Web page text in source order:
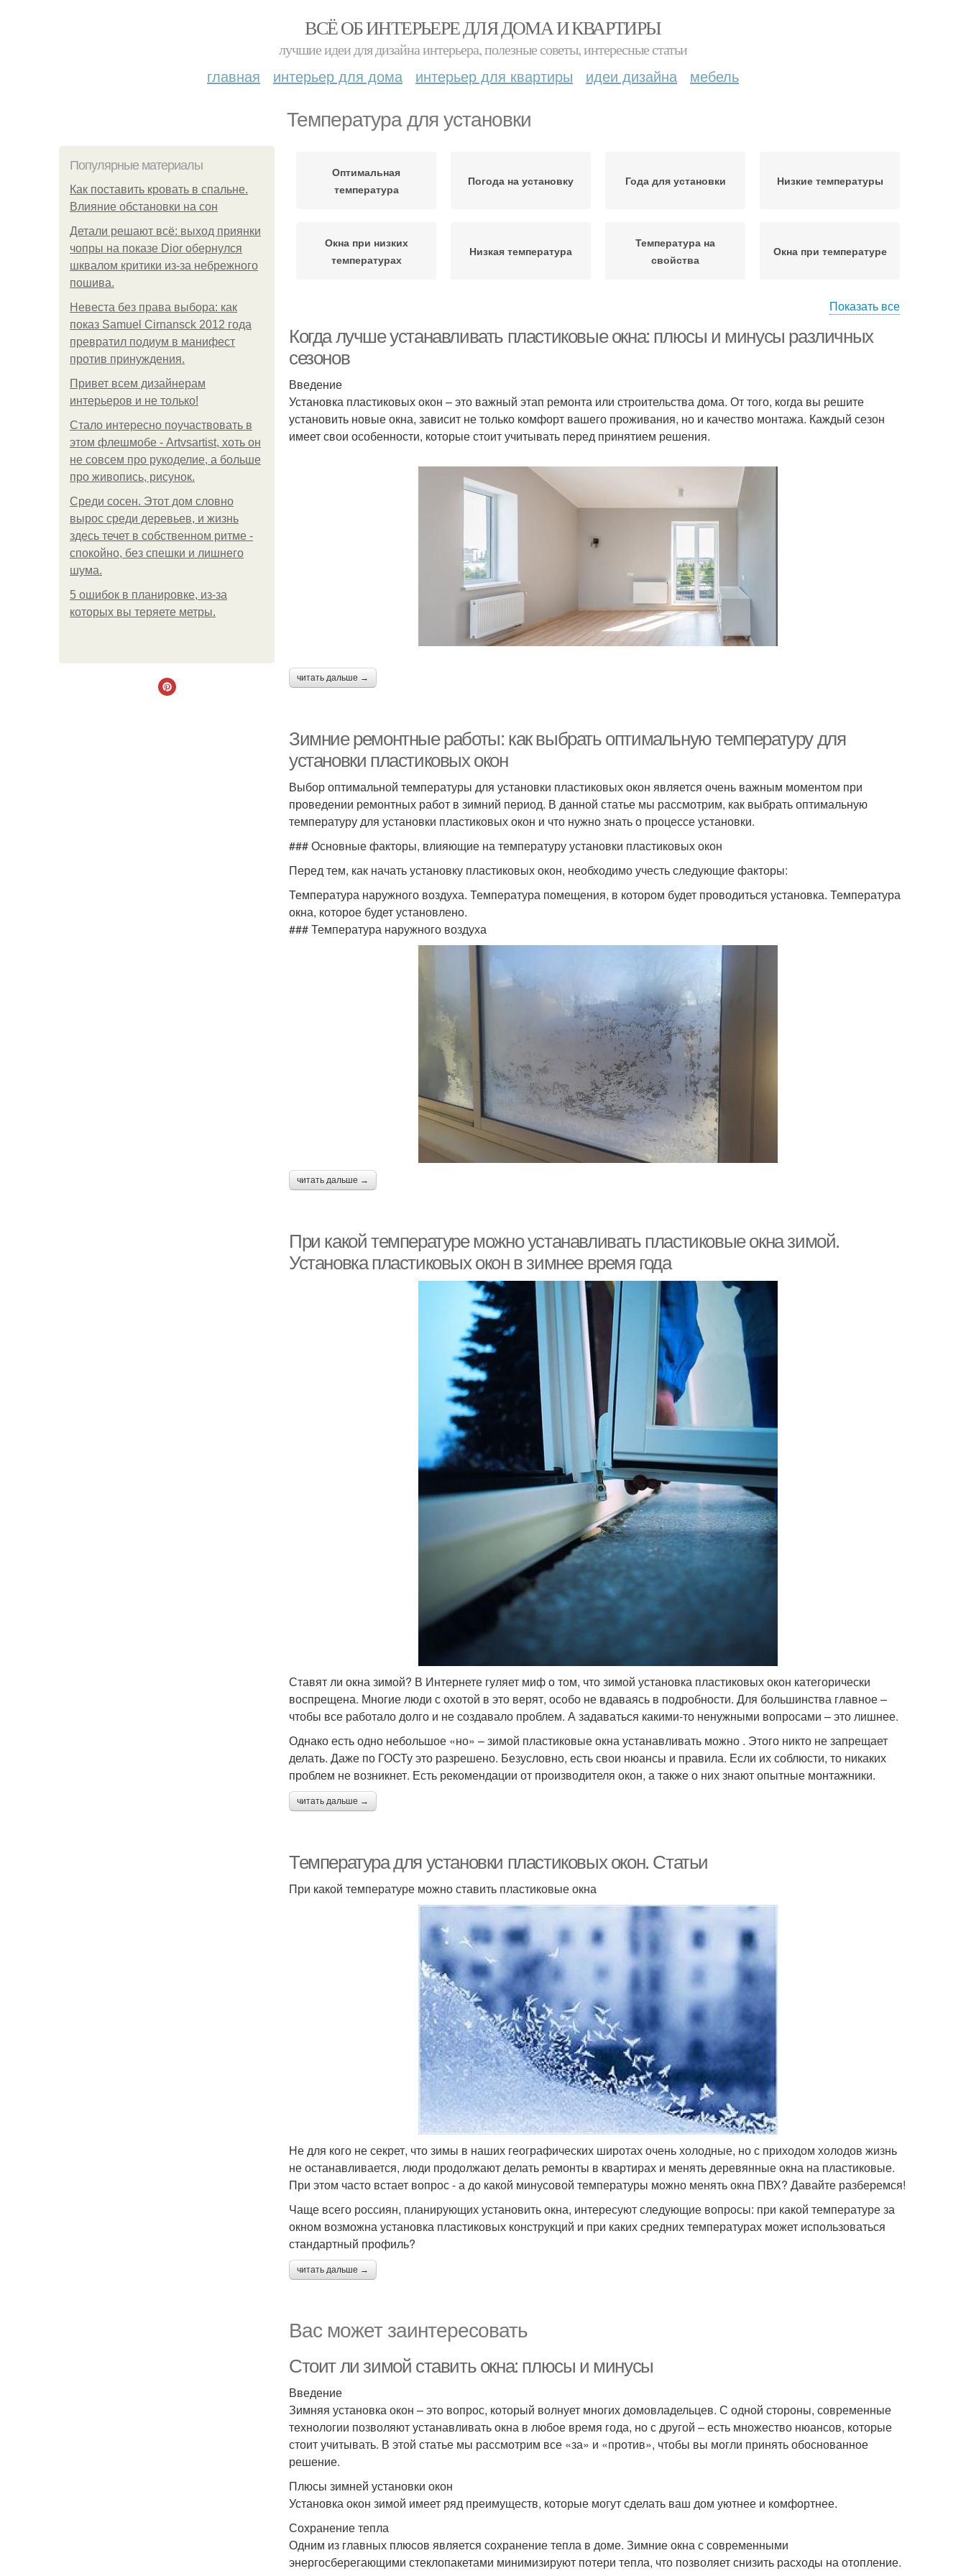
ВСЁ ОБ ИНТЕРЬЕРЕ ДЛЯ ДОМА И КВАРТИРЫ
лучшие идеи для дизайна интерьера, полезные советы, интересные статьи
главная интерьер для дома интерьер для квартиры идеи дизайна мебель
Температура для установки
Популярные материалы
Как поставить кровать в спальне.
Влияние обстановки на сон
Детали решают всё: выход приянки
чопры на показе Dior обернулся
шквалом критики из-за небрежного
пошива.
Невеста без права выбора: как
показ Samuel Cirnansck 2012 года
превратил подиум в манифест
против принуждения.
Привет всем дизайнерам
интерьеров и не только!
Стало интересно поучаствовать в
этом флешмобе - Artvsartist, хоть он
не совсем про рукоделие, а больше
про живопись, рисунок.
Среди сосен. Этот дом словно
вырос среди деревьев, и жизнь
здесь течет в собственном ритме -
спокойно, без спешки и лишнего
шума.
5 ошибок в планировке, из-за
которых вы теряете метры.
Оптимальная
температура
Погода на установку Года для установки Низкие температуры
Окна при низких
температурах
Низкая температура
Температура на
свойства
Окна при температуре
соблюдения
замены
температура
Установки при низких
температурах
Зимний установка
установки
Показать все
Когда лучше устанавливать пластиковые окна: плюсы и минусы различных
сезонов
Введение
Установка пластиковых окон – это важный этап ремонта или строительства дома. От того, когда вы решите
установить новые окна, зависит не только комфорт вашего проживания, но и качество монтажа. Каждый сезон
имеет свои особенности, которые стоит учитывать перед принятием решения.
читать дальше →
Зимние ремонтные работы: как выбрать оптимальную температуру для
установки пластиковых окон
Выбор оптимальной температуры для установки пластиковых окон является очень важным моментом при
проведении ремонтных работ в зимний период. В данной статье мы рассмотрим, как выбрать оптимальную
температуру для установки пластиковых окон и что нужно знать о процессе установки.
### Основные факторы, влияющие на температуру установки пластиковых окон
Перед тем, как начать установку пластиковых окон, необходимо учесть следующие факторы:
Температура наружного воздуха. Температура помещения, в котором будет проводиться установка. Температура
окна, которое будет установлено.
### Температура наружного воздуха
читать дальше →
При какой температуре можно устанавливать пластиковые окна зимой.
Установка пластиковых окон в зимнее время года
Ставят ли окна зимой? В Интернете гуляет миф о том, что зимой установка пластиковых окон категорически
воспрещена. Многие люди с охотой в это верят, особо не вдаваясь в подробности. Для большинства главное –
чтобы все работало долго и не создавало проблем. А задаваться какими-то ненужными вопросами – это лишнее.
Однако есть одно небольшое «но» – зимой пластиковые окна устанавливать можно . Этого никто не запрещает
делать. Даже по ГОСТу это разрешено. Безусловно, есть свои нюансы и правила. Если их соблюсти, то никаких
проблем не возникнет. Есть рекомендации от производителя окон, а также о них знают опытные монтажники.
читать дальше →
Температура для установки пластиковых окон. Статьи
При какой температуре можно ставить пластиковые окна
Не для кого не секрет, что зимы в наших географических широтах очень холодные, но с приходом холодов жизнь
не останавливается, люди продолжают делать ремонты в квартирах и менять деревянные окна на пластиковые.
При этом часто встает вопрос - а до какой минусовой температуры можно менять окна ПВХ? Давайте разберемся!
Чаще всего россиян, планирующих установить окна, интересуют следующие вопросы: при какой температуре за
окном возможна установка пластиковых конструкций и при каких средних температурах может использоваться
стандартный профиль?
читать дальше →
Вас может заинтересовать
Стоит ли зимой ставить окна: плюсы и минусы
Введение
Зимняя установка окон – это вопрос, который волнует многих домовладельцев. С одной стороны, современные
технологии позволяют устанавливать окна в любое время года, но с другой – есть множество нюансов, которые
стоит учитывать. В этой статье мы рассмотрим все «за» и «против», чтобы вы могли принять обоснованное
решение.
Плюсы зимней установки окон
Установка окон зимой имеет ряд преимуществ, которые могут сделать ваш дом уютнее и комфортнее.
Сохранение тепла
Одним из главных плюсов является сохранение тепла в доме. Зимние окна с современными
энергосберегающими стеклопакетами минимизируют потери тепла, что позволяет снизить расходы на отопление.